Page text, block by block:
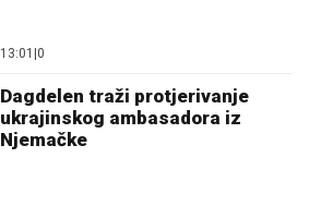
13:01 0
Dagdelen traži protjerivanje
ukrajinskog ambasadora iz
Njemačke